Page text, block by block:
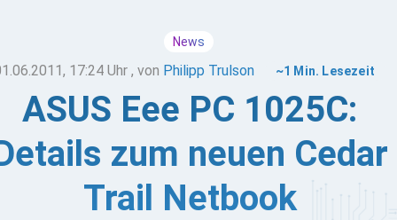
News
17:24 Uhr , von Philipp Trulson ~1 Min. Lesezeit
ASUS Eee PC 1025C:
zum neuen Cedar
Trail Netbook